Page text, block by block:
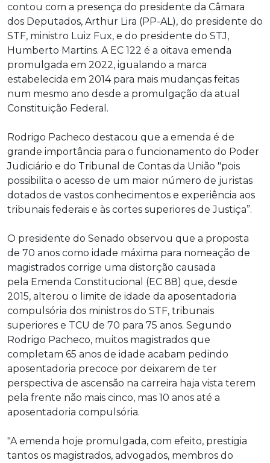
contou com a presença do presidente da Câmara
dos Deputados, Arthur Lira (PP-AL), do presidente do
STF, ministro Luiz Fux, e do presidente do STJ,
Humberto Martins. A EC 122 é a oitava emenda
promulgada em 2022, igualando a marca
estabelecida em 2014 para mais mudanças feitas
num mesmo ano desde a promulgação da atual
Constituição Federal.
Rodrigo Pacheco destacou que a emenda é de
grande importância para o funcionamento do Poder
Judiciário e do Tribunal de Contas da União "pois
possibilita o acesso de um maior número de juristas
dotados de vastos conhecimentos e experiência aos
tribunais federais e às cortes superiores de Justiça”.
O presidente do Senado observou que a proposta
de 70 anos como idade máxima para nomeação de
magistrados corrige uma distorção causada
pela Emenda Constitucional (EC 88) que, desde
2015, alterou o limite de idade da aposentadoria
compulsória dos ministros do STF, tribunais
superiores e TCU de 70 para 75 anos. Segundo
Rodrigo Pacheco, muitos magistrados que
completam 65 anos de idade acabam pedindo
aposentadoria precoce por deixarem de ter
perspectiva de ascensão na carreira haja vista terem
pela frente não mais cinco, mas 10 anos até a
aposentadoria compulsória.
"A emenda hoje promulgada, com efeito, prestigia
tantos os magistrados, advogados, membros do